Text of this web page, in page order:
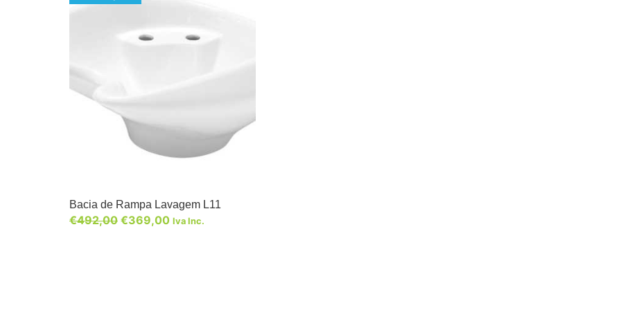
Bacia de Rampa Lavagem L11
€492,00 €369,00 Iva Inc.